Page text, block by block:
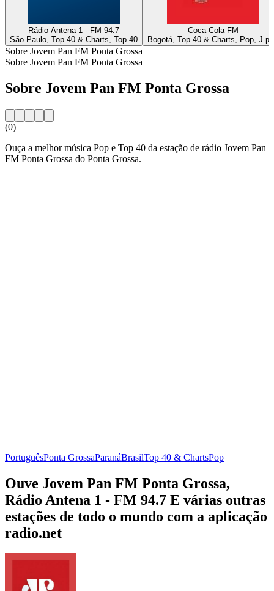
Rádio Antena 1 - FM 94.7
São Paulo, Top 40 & Charts, Top 40
Coca-Cola FM
Bogotá, Top 40 & Charts, Pop, J-
Sobre Jovem Pan FM Ponta Grossa
Sobre Jovem Pan FM Ponta Grossa
Sobre Jovem Pan FM Ponta Grossa
(0)
Ouça a melhor música Pop e Top 40 da estação de rádio Jovem Pan
FM Ponta Grossa do Ponta Grossa.
PortuguêsPonta GrossaParanáBrasilTop 40 & ChartsPop
Ouve Jovem Pan FM Ponta Grossa,
Rádio Antena 1 - FM 94.7 E várias outras
estações de todo o mundo com a aplicação
radio.net